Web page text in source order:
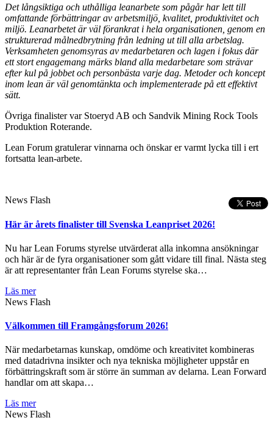
Det långsiktiga och uthålliga leanarbete som pågår har lett till
omfattande förbättringar av arbetsmiljö, kvalitet, produktivitet och
miljö. Leanarbetet är väl förankrat i hela organisationen, genom en
strukturerad målnedbrytning från ledning ut till alla arbetslag.
Verksamheten genomsyras av medarbetaren och lagen i fokus där
ett stort engagemang märks bland alla medarbetare som strävar
efter kul på jobbet och personbästa varje dag. Metoder och koncept
inom lean är väl genomtänkta och implementerade på ett effektivt
sätt.
Övriga finalister var Stoeryd AB och Sandvik Mining Rock Tools
Produktion Roterande.
Lean Forum gratulerar vinnarna och önskar er varmt lycka till i ert
fortsatta lean-arbete.
News Flash
Här är årets finalister till Svenska Leanpriset 2026!
Nu har Lean Forums styrelse utvärderat alla inkomna ansökningar
och här är de fyra organisationer som gått vidare till final. Nästa steg
är att representanter från Lean Forums styrelse ska…
Läs mer
News Flash
Välkommen till Framgångsforum 2026!
När medarbetarnas kunskap, omdöme och kreativitet kombineras
med datadrivna insikter och nya tekniska möjligheter uppstår en
förbättringskraft som är större än summan av delarna. Lean Forward
handlar om att skapa…
Läs mer
News Flash